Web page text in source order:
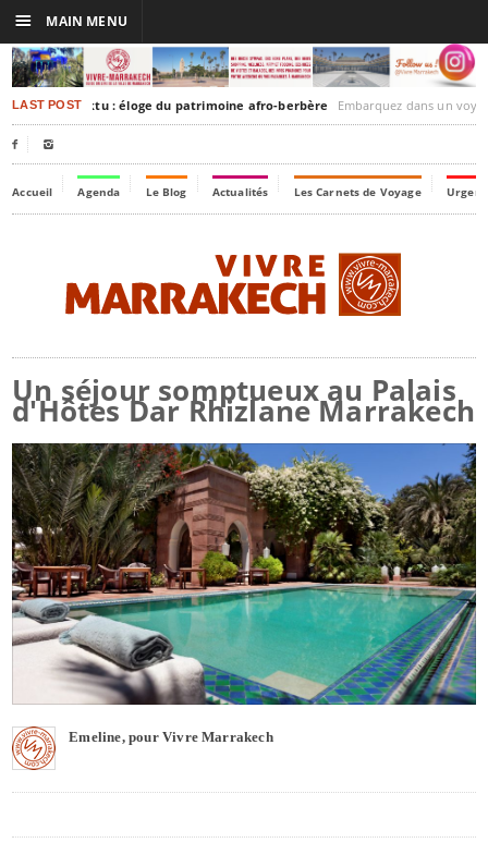
LAST POST
Timbuktu : éloge du patrimoine afro-berbère Embarquez dans un voyage culturel dans le
 
Accueil Agenda Le Blog Actualités Les Carnets de Voyage
Un séjour somptueux au Palais
d'Hôtes Dar Rhizlane Marrakech
Emeline, pour Vivre Marrakech
☰ MAIN MENU